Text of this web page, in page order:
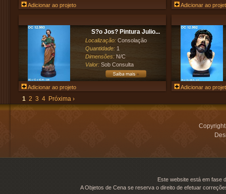
Adicionar ao projeto Adicionar ao
S?o Jos? Pintura Julio...
Localização: Consolação
Quantidade: 1
Dimensões: N/C
Valor: Sob Consulta
Adicionar ao projeto Adicionar ao
1 2 3 4 Próxima ›
Este website está em fase
A Objetos de Cena se reserva o direito de efetuar